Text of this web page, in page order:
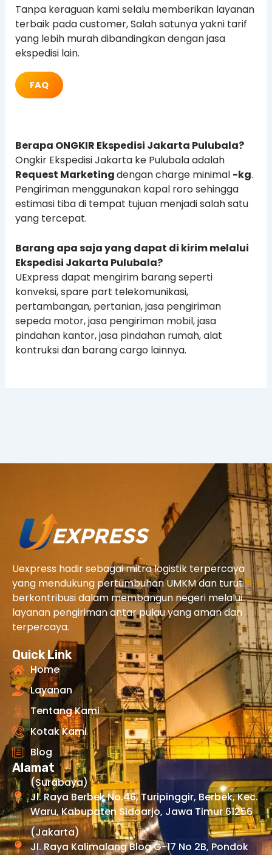
Tanpa keraguan kami selalu memberikan layanan
terbaik pada customer, Salah satunya yakni tarif
yang lebih murah dibandingkan dengan jasa
ekspedisi lain.
FAQ
Berapa ONGKIR Ekspedisi Jakarta Pulubala?
Ongkir Ekspedisi Jakarta ke Pulubala adalah
Request Marketingdengan charge minimal -kg.
Pengiriman menggunakan kapal roro sehingga
estimasi tiba di tempat tujuan menjadi salah satu
yang tercepat.
Barang apa saja yang dapat di kirim melalui
Ekspedisi Jakarta Pulubala?
UExpress dapat mengirim barang seperti
konveksi, spare part telekomunikasi,
pertambangan, pertanian, jasa pengiriman
sepeda motor, jasa pengiriman mobil, jasa
pindahan kantor, jasa pindahan rumah, alat
kontruksi dan barang cargo lainnya.
Uexpress hadir sebagai mitra logistik terpercaya
yang mendukung pertumbuhan UMKM dan turut
berkontribusi dalam membangun negeri melalui
layanan pengiriman antar pulau yang aman dan
terpercaya.
Quick Link
Home
Layanan
Tentang Kami
Kotak Kami
Blog
Alamat
(Surabaya)
Jl. Raya Berbek No.46, Turipinggir, Berbek, Kec.
Waru, Kabupaten Sidoarjo, Jawa Timur 61256
(Jakarta)
Jl. Raya Kalimalang Blog G-17 No 2B, Pondok